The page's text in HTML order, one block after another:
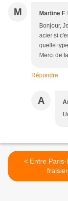
M Martine F
Bonjour,
acier si
quelle
Merci de
Répondre
A
< Entre Paris-Brest et
fraisier